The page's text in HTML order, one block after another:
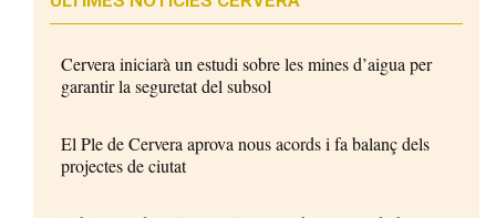
Cervera iniciarà un estudi sobre les mines d’aigua per
garantir la seguretat del subsol
El Ple de Cervera aprova nous acords i fa balanç dels
projectes de ciutat